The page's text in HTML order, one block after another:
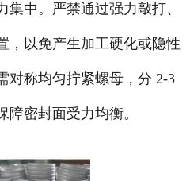
集中。严禁通过强力敲打、
，以免产生加工硬化或隐性
对称均匀拧紧螺母，分 2-3
密封面受力均衡。